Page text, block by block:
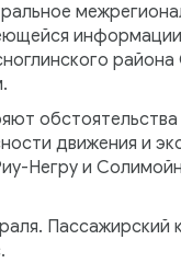
информации,
движения и
Негру и